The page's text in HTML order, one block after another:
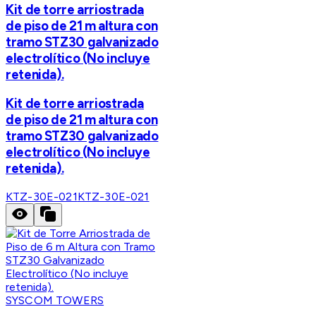
Kit de torre arriostrada
de piso de 21 m altura con
tramo STZ30 galvanizado
electrolítico (No incluye
retenida).
Kit de torre arriostrada
de piso de 21 m altura con
tramo STZ30 galvanizado
electrolítico (No incluye
retenida).
KTZ-30E-021KTZ-30E-021
SYSCOM TOWERS